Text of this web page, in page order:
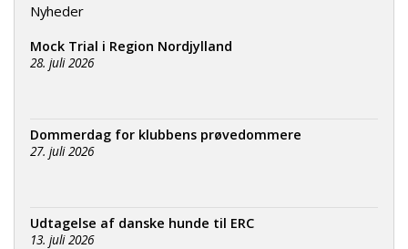
Nyheder
Mock Trial i Region Nordjylland
28. juli 2026
Dommerdag for klubbens prøvedommere
27. juli 2026
Udtagelse af danske hunde til ERC
13. juli 2026